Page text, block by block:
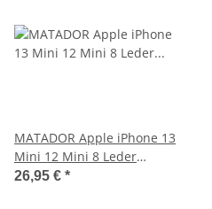
MATADOR Apple iPhone 13
Mini 12 Mini 8 Leder
Gürteltasche Clip Braun
26,95 € *